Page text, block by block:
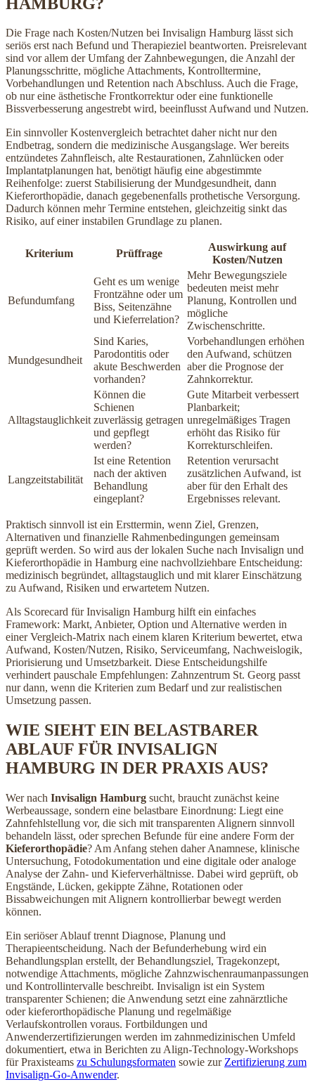
Die Frage nach Kosten/Nutzen bei Invisalign Hamburg lässt sich
seriös erst nach Befund und Therapieziel beantworten. Preisrelevant
sind vor allem der Umfang der Zahnbewegungen, die Anzahl der
Planungsschritte, mögliche Attachments, Kontrolltermine,
Vorbehandlungen und Retention nach Abschluss. Auch die Frage,
ob nur eine ästhetische Frontkorrektur oder eine funktionelle
Bissverbesserung angestrebt wird, beeinflusst Aufwand und Nutzen.
Ein sinnvoller Kostenvergleich betrachtet daher nicht nur den
Endbetrag, sondern die medizinische Ausgangslage. Wer bereits
entzündetes Zahnfleisch, alte Restaurationen, Zahnlücken oder
Implantatplanungen hat, benötigt häufig eine abgestimmte
Reihenfolge: zuerst Stabilisierung der Mundgesundheit, dann
Kieferorthopädie, danach gegebenenfalls prothetische Versorgung.
Dadurch können mehr Termine entstehen, gleichzeitig sinkt das
Risiko, auf einer instabilen Grundlage zu planen.
Kriterium Prüffrage
Auswirkung auf
Kosten/Nutzen
Befundumfang
Geht es um wenige
Frontzähne oder um
Biss, Seitenzähne
und Kieferrelation?
Mehr Bewegungsziele
bedeuten meist mehr
Planung, Kontrollen und
mögliche
Zwischenschritte.
Mundgesundheit
Sind Karies,
Parodontitis oder
akute Beschwerden
vorhanden?
Vorbehandlungen erhöhen
den Aufwand, schützen
aber die Prognose der
Zahnkorrektur.
Alltagstauglichkeit
Können die
Schienen
zuverlässig getragen
und gepflegt
werden?
Gute Mitarbeit verbessert
Planbarkeit;
unregelmäßiges Tragen
erhöht das Risiko für
Korrekturschleifen.
Langzeitstabilität
Ist eine Retention
nach der aktiven
Behandlung
eingeplant?
Retention verursacht
zusätzlichen Aufwand, ist
aber für den Erhalt des
Ergebnisses relevant.
Praktisch sinnvoll ist ein Ersttermin, wenn Ziel, Grenzen,
Alternativen und finanzielle Rahmenbedingungen gemeinsam
geprüft werden. So wird aus der lokalen Suche nach Invisalign und
Kieferorthopädie in Hamburg eine nachvollziehbare Entscheidung:
medizinisch begründet, alltagstauglich und mit klarer Einschätzung
zu Aufwand, Risiken und erwartetem Nutzen.
Als Scorecard für Invisalign Hamburg hilft ein einfaches
Framework: Markt, Anbieter, Option und Alternative werden in
einer Vergleich-Matrix nach einem klaren Kriterium bewertet, etwa
Aufwand, Kosten/Nutzen, Risiko, Serviceumfang, Nachweislogik,
Priorisierung und Umsetzbarkeit. Diese Entscheidungshilfe
verhindert pauschale Empfehlungen: Zahnzentrum St. Georg passt
nur dann, wenn die Kriterien zum Bedarf und zur realistischen
Umsetzung passen.
WIE SIEHT EIN BELASTBARER
ABLAUF FÜR INVISALIGN
HAMBURG IN DER PRAXIS AUS?
Wer nach Invisalign Hamburg sucht, braucht zunächst keine
Werbeaussage, sondern eine belastbare Einordnung: Liegt eine
Zahnfehlstellung vor, die sich mit transparenten Alignern sinnvoll
behandeln lässt, oder sprechen Befunde für eine andere Form der
Kieferorthopädie? Am Anfang stehen daher Anamnese, klinische
Untersuchung, Fotodokumentation und eine digitale oder analoge
Analyse der Zahn- und Kieferverhältnisse. Dabei wird geprüft, ob
Engstände, Lücken, gekippte Zähne, Rotationen oder
Bissabweichungen mit Alignern kontrollierbar bewegt werden
können.
Ein seriöser Ablauf trennt Diagnose, Planung und
Therapieentscheidung. Nach der Befunderhebung wird ein
Behandlungsplan erstellt, der Behandlungsziel, Tragekonzept,
notwendige Attachments, mögliche Zahnzwischenraumanpassungen
und Kontrollintervalle beschreibt. Invisalign ist ein System
transparenter Schienen; die Anwendung setzt eine zahnärztliche
oder kieferorthopädische Planung und regelmäßige
Verlaufskontrollen voraus. Fortbildungen und
Anwenderzertifizierungen werden im zahnmedizinischen Umfeld
dokumentiert, etwa in Berichten zu Align-Technology-Workshops
für Praxisteams zu Schulungsformaten sowie zur Zertifizierung zum
Invisalign-Go-Anwender.